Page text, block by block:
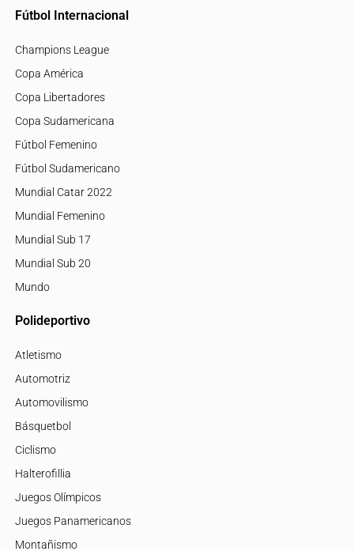
Fútbol Internacional
Champions League
Copa América
Copa Libertadores
Copa Sudamericana
Fútbol Femenino
Fútbol Sudamericano
Mundial Catar 2022
Mundial Femenino
Mundial Sub 17
Mundial Sub 20
Mundo
Polideportivo
Atletismo
Automotriz
Automovilismo
Básquetbol
Ciclismo
Halterofillia
Juegos Olímpicos
Juegos Panamericanos
Montañismo